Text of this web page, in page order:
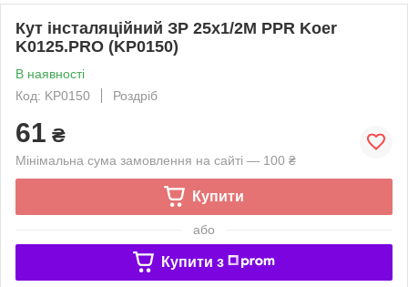
Кут інсталяційний ЗР 25x1/2M PPR Koer
K0125.PRO (KP0150)
В наявності
Код: KP0150
Роздріб
61 ₴
Мінімальна сума замовлення на сайті — 100 ₴
Купити
або
Купити з